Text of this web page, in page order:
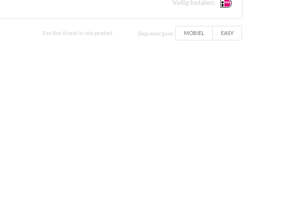
Veilig betalen:
Een Bon Vivant In-site product Shop weergave: MOBIEL EASY